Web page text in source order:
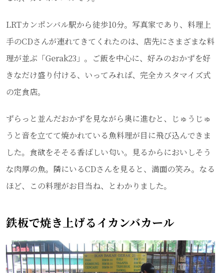
LRTカンポンバル駅から徒歩10分。写真家であり、料理上
手のCDさんが連れてきてくれたのは、店先にさまざまな料
理が並ぶ「Gerak23」。ご飯を中心に、好みのおかずを好
きなだけ盛り付ける、いってみれば、完全カスタマイズ式
の定食店。
ずらっと並んだおかずを見ながら奥に進むと、じゅうじゅ
うと音を立てて焼かれている魚料理が目に飛び込んできま
した。食欲をそそる香ばしい匂い。見るからにおいしそう
な肉厚の魚。隣にいるCDさんを見ると、満面の笑み。なる
ほど、この料理がお目当ね、とわかりました。
鉄板で焼き上げるイカンバカール